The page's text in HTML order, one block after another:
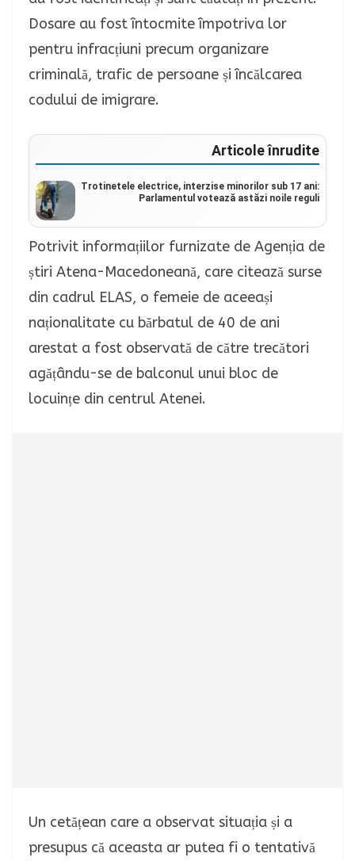
Dosare au fost întocmite împotriva lor
pentru infracțiuni precum organizare
criminală, trafic de persoane și încălcarea
codului de imigrare.
Articole înrudite
Trotinetele electrice, interzise minorilor sub 17 ani:
Parlamentul votează astăzi noile reguli
Potrivit informațiilor furnizate de Agenția de
știri Atena-Macedoneană, care citează surse
din cadrul ELAS, o femeie de aceeași
naționalitate cu bărbatul de 40 de ani
arestat a fost observată de către trecători
agățându-se de balconul unui bloc de
locuințe din centrul Atenei.
Un cetățean care a observat situația și a
presupus că aceasta ar putea fi o tentativă